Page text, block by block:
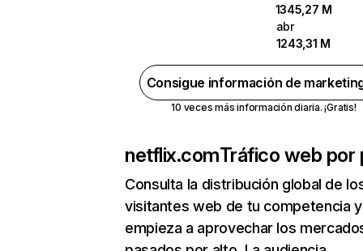
1345,27 M
abr
1243,31 M
Consigue información de
10 veces más información diaria. ¡Gratis!
netflix.comTráfico web por
Consulta la distribución global de
visitantes web de tu competencia y
empieza a aprovechar los